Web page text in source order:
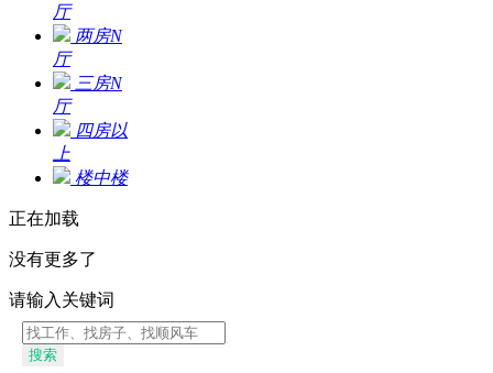
厅
两房N
厅
三房N
厅
四房以
上
楼中楼
正在加载
没有更多了
请输入关键词
搜索